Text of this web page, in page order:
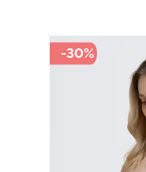
-30%
Велосипедки з
талією TRACKS 01